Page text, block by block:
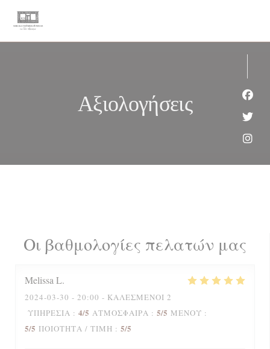
Αξιολογήσεις
Οι βαθμολογίες πελατών μας
MelissaL
2024-03-30 - 20:00 - ΚΑΛΕΣΜΈΝΟΙ 2
ΥΠΗΡΕΣΊΑ : 4/5 ΑΤΜΌΣΦΑΙΡΑ : 5/5 ΜΕΝΟΎ :
5/5 ΠΟΙΌΤΗΤΑ / ΤΙΜΉ : 5/5